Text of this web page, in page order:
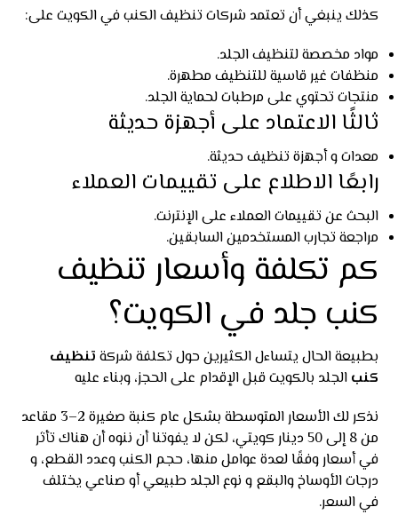
كذلك ينبغي أن تعتمد شركات تنظيف الكنب في الكويت على:
مواد مخصصة لتنظيف الجلد.
منظفات غير قاسية للتنظيف مطهرة.
منتجات تحتوي على مرطبات لحماية الجلد.
ثالثًا الاعتماد على أجهزة حديثة
معدات و أجهزة تنظيف حديثة.
رابعًا الاطلاع على تقييمات العملاء
البحث عن تقييمات العملاء على الإنترنت.
مراجعة تجارب المستخدمين السابقين.
كم تكلفة وأسعار تنظيف
كنب جلد في الكويت؟
بطبيعة الحال يتساءل الكثيرين حول تكلفة شركة تنظيف
كنب الجلد بالكويت قبل الإقدام على الحجز، وبناء عليه
نذكر لك الأسعار المتوسطة بشكل عام كنبة صغيرة 2–3 مقاعد
من 8 إلى 50 دينار كويتي، لكن لا يفوتنا أن ننوه أن هناك تأثر
في أسعار وفقًا لعدة عوامل منها، حجم الكنب وعدد القطع، و
درجات الأوساخ والبقع و نوع الجلد طبيعي أو صناعي يختلف
في السعر.